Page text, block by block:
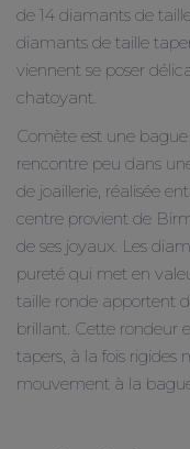
de 14 diamants de
diamants de taille
viennent se poser
chatoyant.
Comète est une
rencontre peu dans
de joaillerie, réalisée
centre provient de
de ses joyaux. Les
pureté qui met en
taille ronde apportent
brillant. Cette rondeur
tapers, à la fois rigides
mouvement à la